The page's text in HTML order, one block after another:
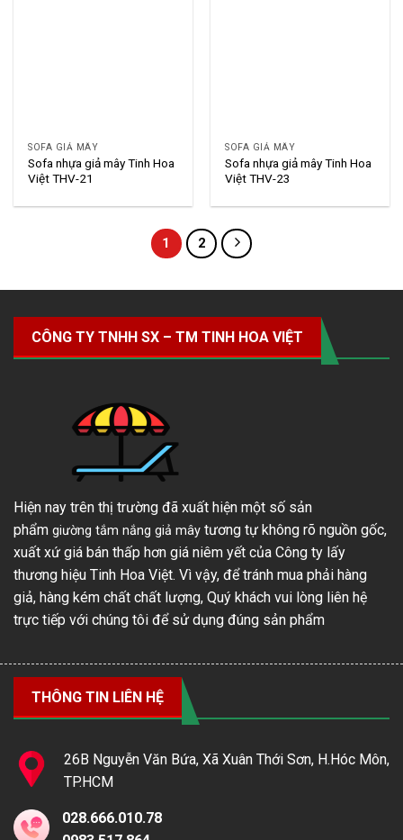
SOFA GIẢ MÂY
Sofa nhựa giả mây Tinh Hoa
Việt THV-21
SOFA GIẢ MÂY
Sofa nhựa giả mây Tinh Hoa
Việt THV-23
1 2
CÔNG TY TNHH SX – TM TINH HOA VIỆT
Hiện nay trên thị trường đã xuất hiện một số sản
phẩm giường tắm nắng giả mây tương tự không rõ nguồn gốc,
xuất xứ giá bán thấp hơn giá niêm yết của Công ty lấy
thương hiệu Tinh Hoa Việt. Vì vậy, để tránh mua phải hàng
giả, hàng kém chất chất lượng, Quý khách vui lòng liên hệ
trực tiếp với chúng tôi để sử dụng đúng sản phẩm
THÔNG TIN LIÊN HỆ
26B Nguyễn Văn Bứa, Xã Xuân Thới Sơn, H.Hóc Môn,
TP.HCM
028.666.010.78